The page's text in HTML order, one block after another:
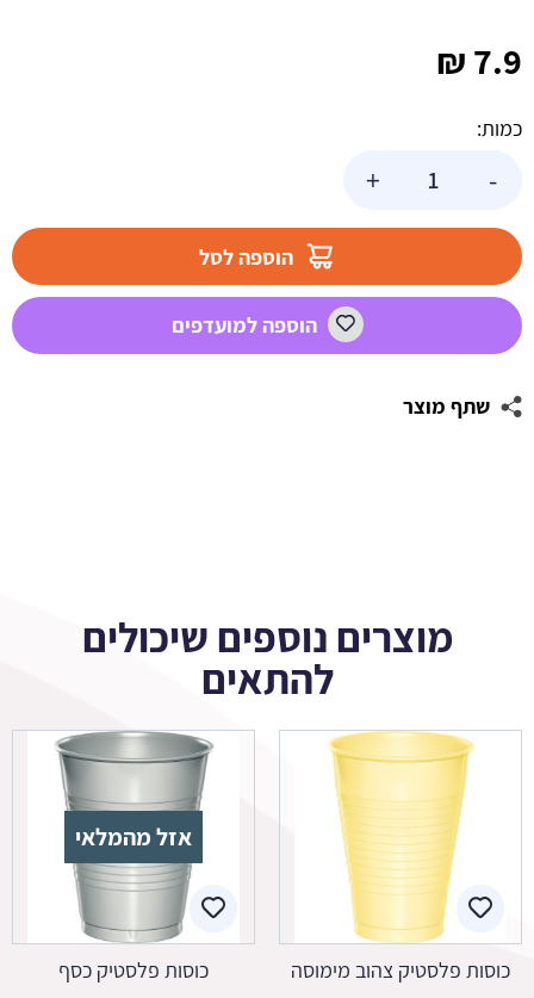
7.9
₪
כמות:
-
בינוני
כסף
+
הוספה לסל
הוספה למועדפים
שתף מוצר
מוצרים נוספים שיכולים
להתאים
כוסות פלסטיק צהוב מימוסה
אזל מהמלאי
כוסות פלסטיק כסף